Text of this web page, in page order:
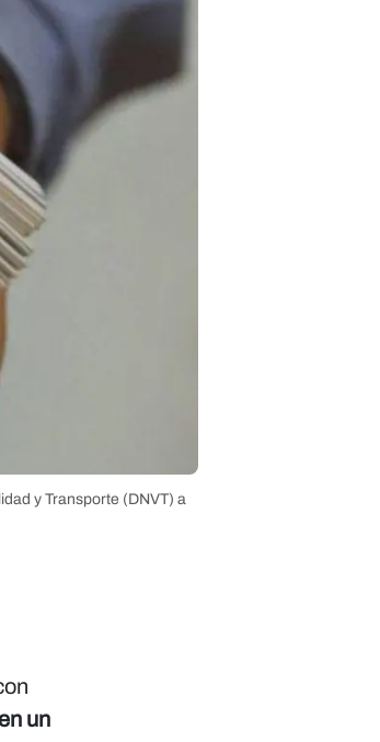
y Transporte (DNVT) a
un